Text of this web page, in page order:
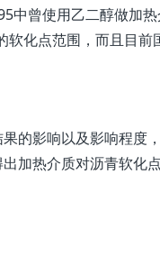
中曾使用乙二醇做加
化点范围，而且目
的影响以及影响程度
加热介质对沥青软化